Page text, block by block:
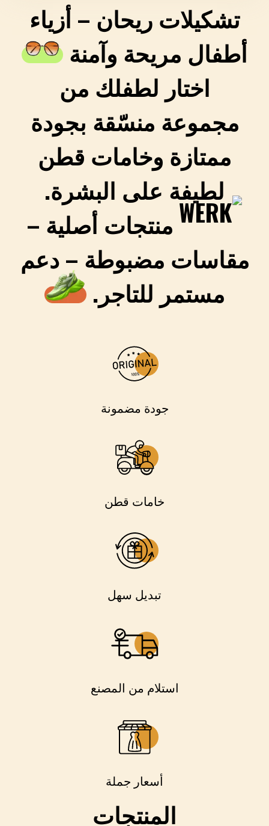
تشكيلات ريحان – أزياء
أطفال مريحة وآمنة
اختار لطفلك من
مجموعة منسّقة بجودة
ممتازة وخامات قطن
لطيفة على البشرة.
منتجات أصلية –
مقاسات مضبوطة – دعم
مستمر للتاجر.
جودة مضمونة
خامات قطن
تبديل سهل
استلام من المصنع
أسعار جملة
المنتجات